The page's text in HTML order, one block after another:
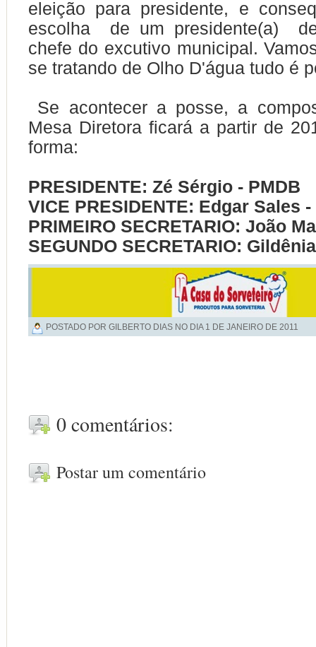
eleição para presidente, e
escolha de um presidente(a)
chefe do excutivo municipal.
se tratando de Olho D'água tudo é
Se acontecer a posse, a
Mesa Diretora ficará a partir de
forma:
PRESIDENTE: Zé Sérgio - PMDB
VICE PRESIDENTE: Edgar Sales -
PRIMEIRO SECRETARIO: João
SEGUNDO SECRETARIO:
POSTADO POR GILBERTO DIAS NO DIA 1 DE JANEIRO DE 2011
0 comentários:
Postar um comentário